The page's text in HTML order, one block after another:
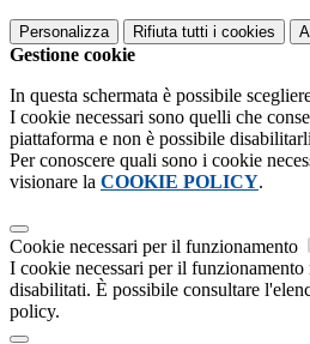
Personalizza Rifiuta tutti i cookies
Gestione cookie
In questa schermata è possibile
I cookie necessari sono quelli che
piattaforma e non è possibile
Per conoscere quali sono i cookie
visionare la COOKIE POLICY.
Cookie necessari per il funzionamento
I cookie necessari per il funzionamento
disabilitati. È possibile consultare
policy.